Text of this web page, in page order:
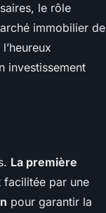
le rôle
immobilier de
investissement
La première
facilitée par une
pour garantir la